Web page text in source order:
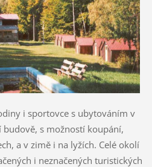
i sportovce s ubytováním v
budově, s možností koupání,
a v zimě i na lyžích. Celé okolí
i neznačených turistických